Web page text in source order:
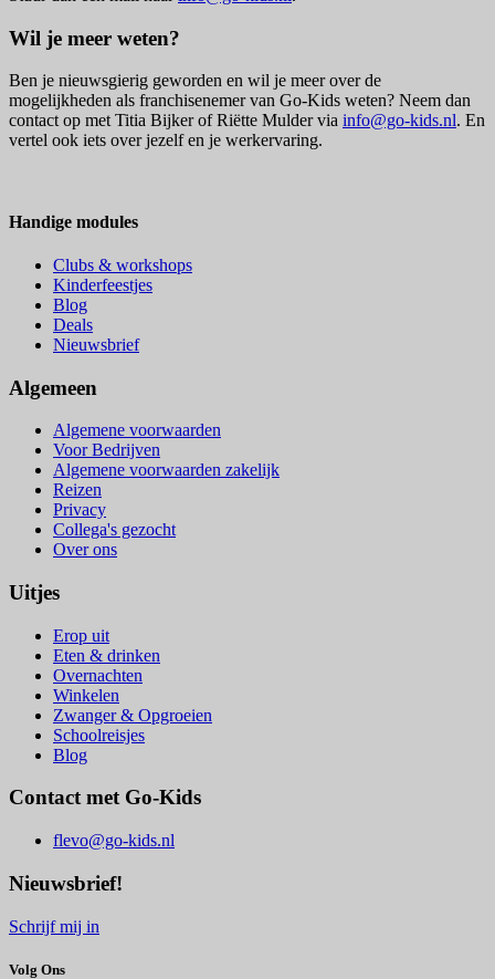
Wil je meer weten?
Ben je nieuwsgierig geworden en wil je meer over de
mogelijkheden als franchisenemer van Go-Kids weten? Neem dan
contact op met Titia Bijker of Riëtte Mulder via info@go-kids.nl. En
vertel ook iets over jezelf en je werkervaring.
Handige modules
Clubs & workshops
Kinderfeestjes
Blog
Deals
Nieuwsbrief
Algemeen
Algemene voorwaarden
Voor Bedrijven
Algemene voorwaarden zakelijk
Reizen
Privacy
Collega's gezocht
Over ons
Uitjes
Erop uit
Eten & drinken
Overnachten
Winkelen
Zwanger & Opgroeien
Schoolreisjes
Blog
Contact met Go-Kids
flevo@go-kids.nl
Nieuwsbrief!
Schrijf mij in
Volg Ons